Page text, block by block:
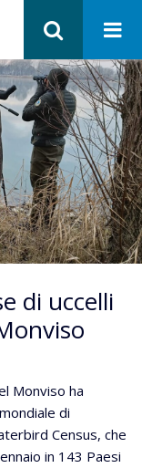
di uccelli
Monviso ha
di
Census, che
in 143 Paesi